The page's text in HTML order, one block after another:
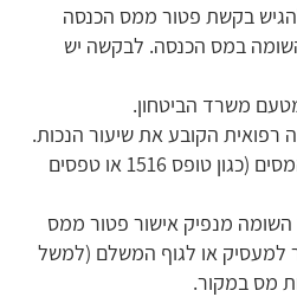
בקשת פטור ממס הכנסה
במס הכנסה. לבקשה יש
משרד הביטחון.
רפואית הקובע את שיעור הנכות.
טפסים רשמיים של רשות המסים (כגון טופס 1516 או טפסים
השומה מנפיק אישור פטור ממס
למעסיק או לגוף המשלם (למשל
מס במקור.